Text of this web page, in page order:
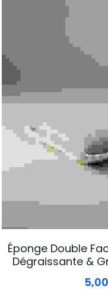
Éponge Double
Dégraissante &